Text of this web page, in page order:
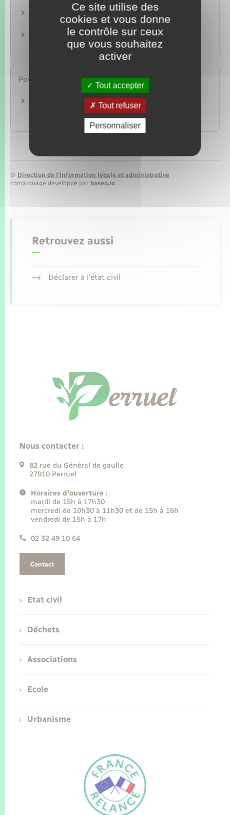
Quelle photo fournir pour un titre d'identité
(passeport, carte d'identité…) ?
Étudiant étranger : comment travailler en
France après ses études ?
Pour en savoir plus
Accords bilatéraux relatifs à la mobilité
professionnelle
Ministère chargé de l'intérieur
© Direction de l’information légale et administrative
comarquage developpé par baseo.io
Retrouvez aussi
Déclarer à l’état civil
Nous contacter :
82 rue du Général de gaulle
27910 Perruel
Horaires d'ouverture :
mardi de 15h à 17h30
mercredi de 10h30 à 11h30 et de 15h à 16h
vendredi de 15h à 17h
02 32 49 10 64
Contact
Etat civil
Déchets
Associations
Ecole
Urbanisme
Ce site utilise des
cookies et vous donne
le contrôle sur ceux
que vous souhaitez
activer
Tout accepter
Tout refuser
Personnaliser